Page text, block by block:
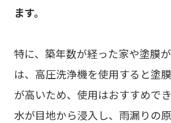
ます。
特に、築年数が経った家や塗膜
は、高圧洗浄機を使用すると塗
が高いため、使用はおすすめでき
水が目地から浸入し、雨漏りの